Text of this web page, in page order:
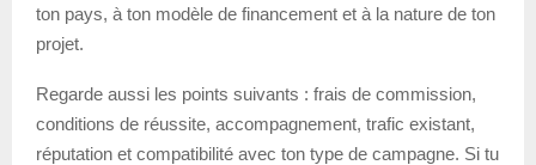
ton pays, à ton modèle de financement et à la nature de ton
projet.
Regarde aussi les points suivants : frais de commission,
conditions de réussite, accompagnement, trafic existant,
réputation et compatibilité avec ton type de campagne. Si tu